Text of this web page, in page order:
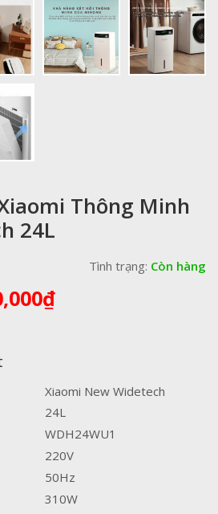
Thông Minh
24L
Tình trạng: Còn hàng
₫Giá
Xiaomi New Widetech
24L
WDH24WU1
220V
50Hz
310W